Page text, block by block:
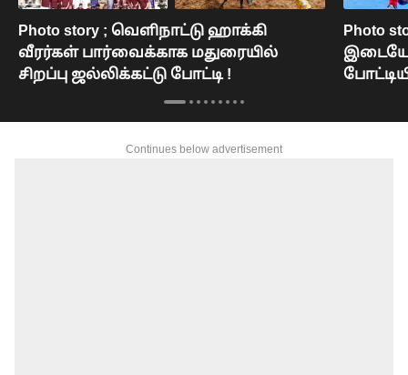
Photo story ; வெளிநாட்டு ஹாக்கி
வீரர்கள் பார்வைக்காக மதுரையில்
சிறப்பு ஜல்லிக்கட்டு போட்டி !
Photo
Continues below advertisement